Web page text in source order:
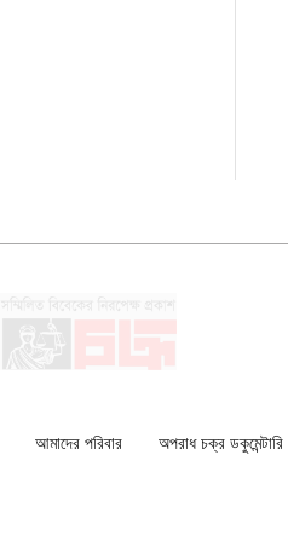
আমাদের পরিবার অপরাধ চক্র ডকুমেন্টারি